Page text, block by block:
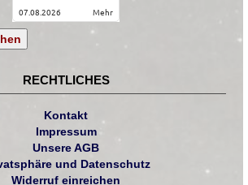
07.08.2026 mehr
RECHTLICHES
Kontakt
Impressum
Unsere AGB
und Datenschutz
Widerruf einreichen